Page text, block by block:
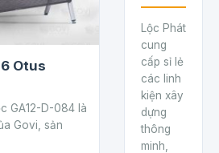
Otus
GA12-D-084 là
Govi, sản
Lộc Phát
cung
cấp sỉ lẻ
các linh
kiện xây
dựng
thông
minh,